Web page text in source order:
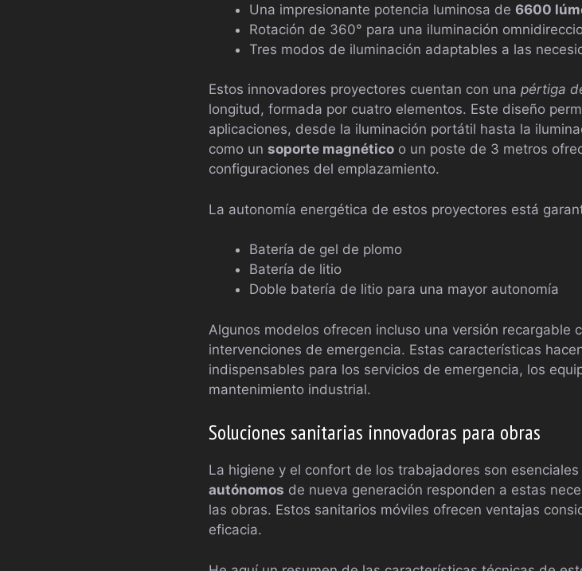
Una impresionante potencia luminosa de 6600
Rotación de 360° para una iluminación
Tres modos de iluminación adaptables a las
Estos innovadores proyectores cuentan con una pértiga
longitud, formada por cuatro elementos. Este diseño
aplicaciones, desde la iluminación portátil hasta la
como un soporte magnético o un poste de 3 metros
configuraciones del emplazamiento.
La autonomía energética de estos proyectores está
Batería de gel de plomo
Batería de litio
Doble batería de litio para una mayor autonomía
Algunos modelos ofrecen incluso una versión recargable
intervenciones de emergencia. Estas características
indispensables para los servicios de emergencia, los
mantenimiento industrial.
Soluciones sanitarias innovadoras para obras
La higiene y el confort de los trabajadores son
autónomos de nueva generación responden a estas
las obras. Estos sanitarios móviles ofrecen ventajas
eficacia.